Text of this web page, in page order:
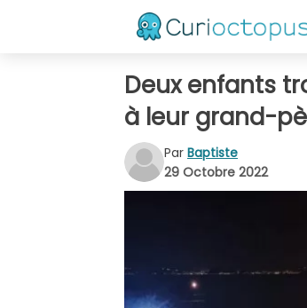
Deux enfants
à leur grand-
Par Baptiste
29 Octobre 2022